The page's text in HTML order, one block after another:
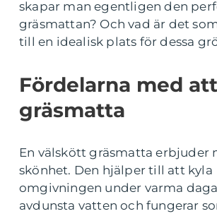
skapar man egentligen den
gräsmattan? Och vad är det
till en idealisk plats för dessa
Fördelarna med
gräsmatta
En välskött gräsmatta erbjuder
skönhet. Den hjälper till att kyla
omgivningen under varma
avdunsta vatten och fungerar